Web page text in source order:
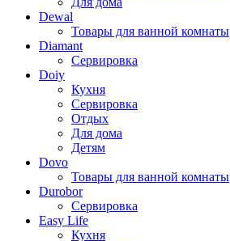
Dewal
Товары для ванной комнаты
Diamant
Сервировка
Doiy
Кухня
Сервировка
Отдых
Для дома
Детям
Dovo
Товары для ванной комнаты
Durobor
Сервировка
Easy Life
Кухня